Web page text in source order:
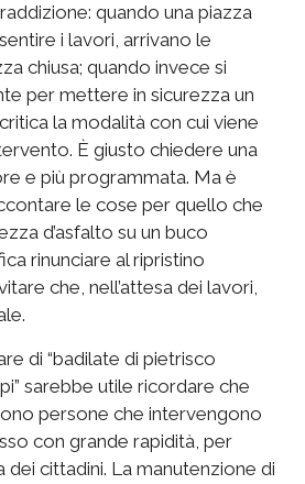
quando una piazza
i lavori, arrivano le
chiusa; quando invece si
per mettere in sicurezza un
la modalità con cui viene
È giusto chiedere una
e più programmata. Ma è
le cose per quello che
d’asfalto su un buco
rinunciare al ripristino
che, nell’attesa dei lavori,
di “badilate di pietrisco
sarebbe utile ricordare che
persone che intervengono
con grande rapidità, per
dei cittadini. La manutenzione di